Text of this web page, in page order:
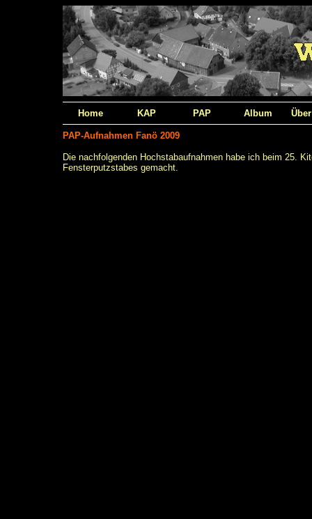
Home KAP PAP Album
PAP-Aufnahmen Fanö 2009
Die nachfolgenden Hochstabaufnahmen habe ich beim 25.
Fensterputzstabes gemacht.